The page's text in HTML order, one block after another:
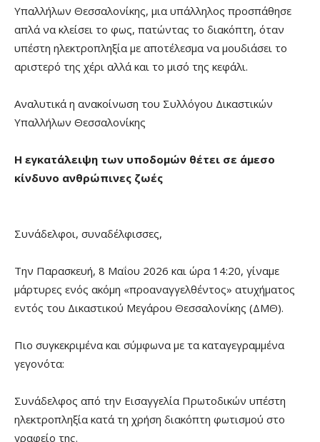
Υπαλλήλων Θεσσαλονίκης, μια υπάλληλος προσπάθησε
απλά να κλείσει το φως, πατώντας το διακόπτη, όταν
υπέστη ηλεκτροπληξία με αποτέλεσμα να μουδιάσει το
αριστερό της χέρι αλλά και το μισό της κεφάλι.
Αναλυτικά η ανακοίνωση του Συλλόγου Δικαστικών
Υπαλλήλων Θεσσαλονίκης
Η εγκατάλειψη των υποδομών θέτει σε άμεσο
κίνδυνο ανθρώπινες ζωές
Συνάδελφοι, συναδέλφισσες,
Την Παρασκευή, 8 Μαΐου 2026 και ώρα 14:20, γίναμε
μάρτυρες ενός ακόμη «προαναγγελθέντος» ατυχήματος
εντός του Δικαστικού Μεγάρου Θεσσαλονίκης (ΔΜΘ).
Πιο συγκεκριμένα και σύμφωνα με τα καταγεγραμμένα
γεγονότα:
Συνάδελφος από την Εισαγγελία Πρωτοδικών υπέστη
ηλεκτροπληξία κατά τη χρήση διακόπτη φωτισμού στο
γραφείο της.